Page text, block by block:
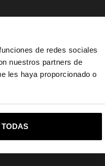
de redes sociales
nuestros partners de
les haya proporcionado o
TODAS
×
a United States
tan